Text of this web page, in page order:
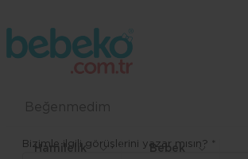
Hamilelik Bebek
Beğenmedim
Bizimle ilgili görüşlerini yazar mısın? *